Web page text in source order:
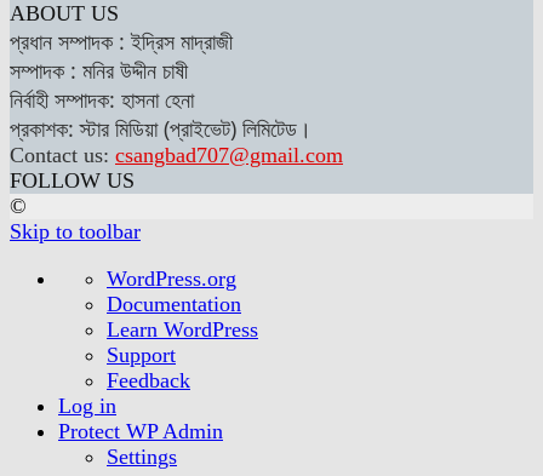
ABOUT US
প্রধান সম্পাদক : ইদ্রিস মাদ্রাজী
সম্পাদক : মনির উদ্দীন চাষী
নির্বাহী সম্পাদক: হাসনা হেনা
প্রকাশক: স্টার মিডিয়া (প্রাইভেট) লিমিটেড।
Contact us: csangbad707@gmail.com
FOLLOW US
©
Skip to toolbar
About
WordPress
WordPress.org
Documentation
Learn WordPress
Support
Feedback
Log in
Protect WP Admin
Settings